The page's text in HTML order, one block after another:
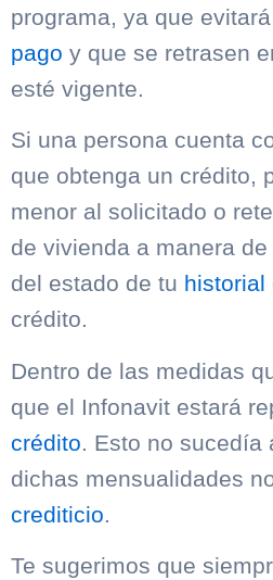
programa, ya que
pago y que se retrasen
esté vigente.
Si una persona cuenta
que obtenga un crédito,
menor al solicitado o
de vivienda a manera
del estado de tu historial
crédito.
Dentro de las medidas
que el Infonavit estará
crédito. Esto no sucedía
dichas mensualidades
crediticio.
Te sugerimos que